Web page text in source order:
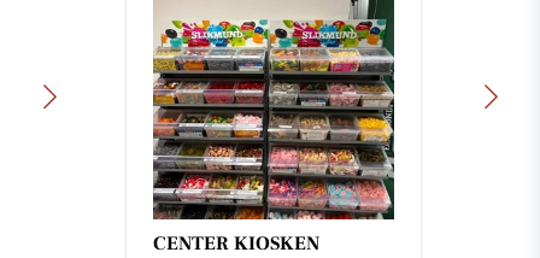
CENTER KIOSKEN